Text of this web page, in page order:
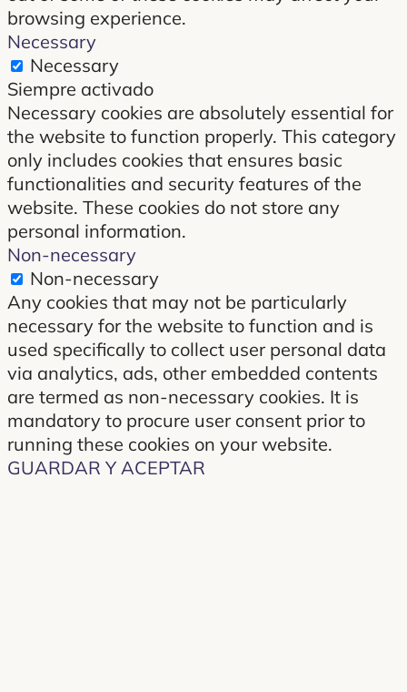
browsing experience.
Necessary
Necessary
Siempre activado
Necessary cookies are absolutely essential for
the website to function properly. This category
only includes cookies that ensures basic
functionalities and security features of the
website. These cookies do not store any
personal information.
Non-necessary
Non-necessary
Any cookies that may not be particularly
necessary for the website to function and is
used specifically to collect user personal data
via analytics, ads, other embedded contents
are termed as non-necessary cookies. It is
mandatory to procure user consent prior to
running these cookies on your website.
GUARDAR Y ACEPTAR